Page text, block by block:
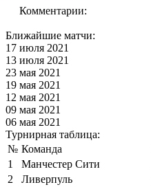
Комментарии:
Ближайшие матчи:
17 июля 2021
13 июля 2021
23 мая 2021
19 мая 2021
12 мая 2021
09 мая 2021
06 мая 2021
Турнирная таблица:
№ Команда
1
Манчестер Сити
2
Ливерпуль